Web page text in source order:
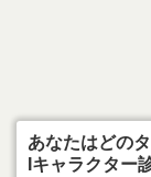
あなたはどの
Iキャラクター